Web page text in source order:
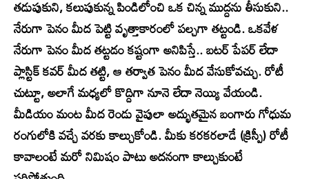
తడుపుకుని, కలుపుకున్న పిండిలోంచి ఒక చిన్న ముద్దను తీసుకుని..
నేరుగా పెనం మీద పెట్టి వృత్తాకారంలో పల్చగా తట్టండి. ఒకవేళ
నేరుగా పెనం మీద తట్టడం కష్టంగా అనిపిస్తే.. బటర్ పేపర్ లేదా
ప్లాస్టిక్ కవర్ మీద తట్టి, ఆ తర్వాత పెనం మీద వేసుకోవచ్చు. రోటీ
చుట్టూ, అలాగే మధ్యలో కొద్దిగా నూనె లేదా నెయ్యి వేయండి.
మీడియం మంట మీద రెండు వైపులా అద్భుతమైన బంగారు గోధుమ
రంగులోకి వచ్చే వరకు కాల్చుకోండి. మీకు కరకరలాడే (క్రిస్పీ) రోటీ
కావాలంటే మరో నిమిషం పాటు అదనంగా కాల్చుకుంటే